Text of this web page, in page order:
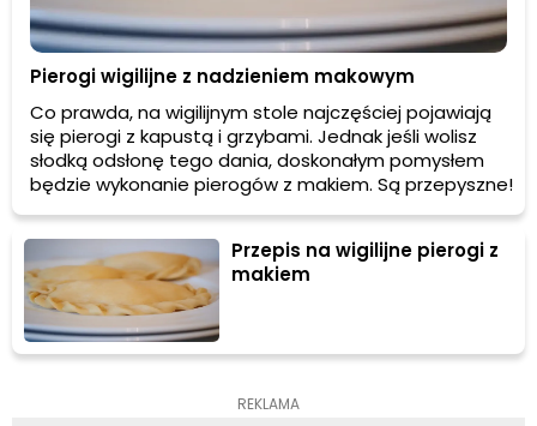
Pierogi wigilijne z nadzieniem makowym
Co prawda, na wigilijnym stole najczęściej pojawiają
się pierogi z kapustą i grzybami. Jednak jeśli wolisz
słodką odsłonę tego dania, doskonałym pomysłem
będzie wykonanie pierogów z makiem. Są przepyszne!
Przepis na wigilijne pierogi z
makiem
REKLAMA